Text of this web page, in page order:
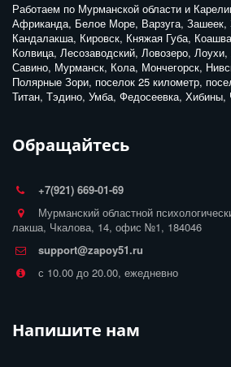
Работаем по Мурманской области и
Африканда, Белое Море, Варзуга, Зашеек,
Кандалакша, Кировск, Княжая Губа,
Колвица, Лесозаводский, Ловозеро,
Савино, Мурманск, Кола, Мончегорск,
Полярные Зори, поселок 25 километр,
Титан, Тэдино, Умба, Федосеевка, Хибины,
Обращайтесь
+7(921) 669-01-69
Мурманский областной
лакша, Чкалова, 14, офис №1, 184046
support@zapoy51.ru
с 10.00 до 20.00, ежедневно
Напишите нам